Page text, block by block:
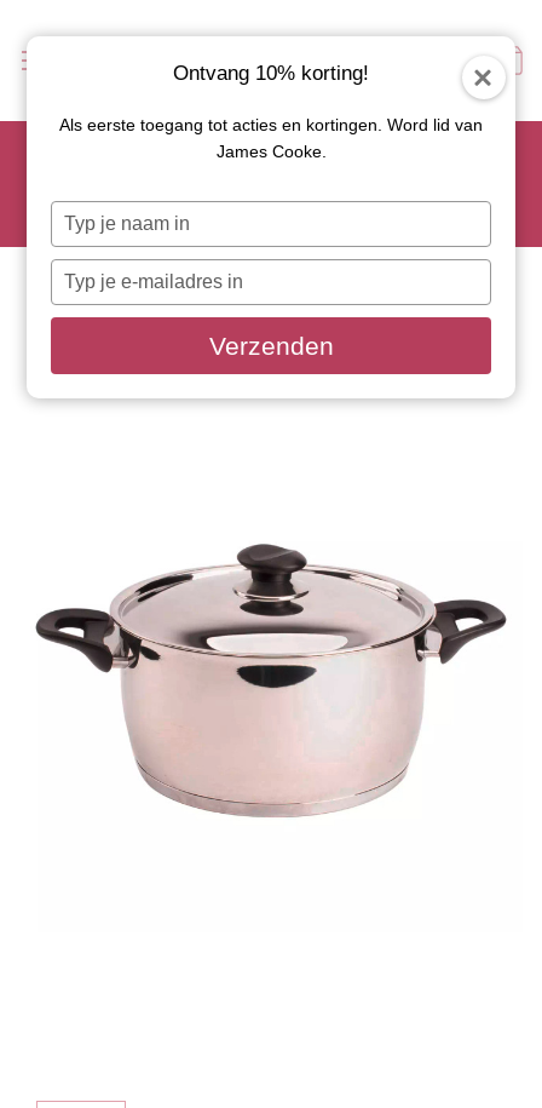
Scoor je favoriete tapasservies nu met 15% korting en
Let op: de actie geldt alleen op geselecteerde artikelen met
Ontvang 10% korting!
Als eerste toegang tot acties en kortingen. Word lid van
James Cooke.
Typ
je
naam
Typ
je
e-
in
Verzenden